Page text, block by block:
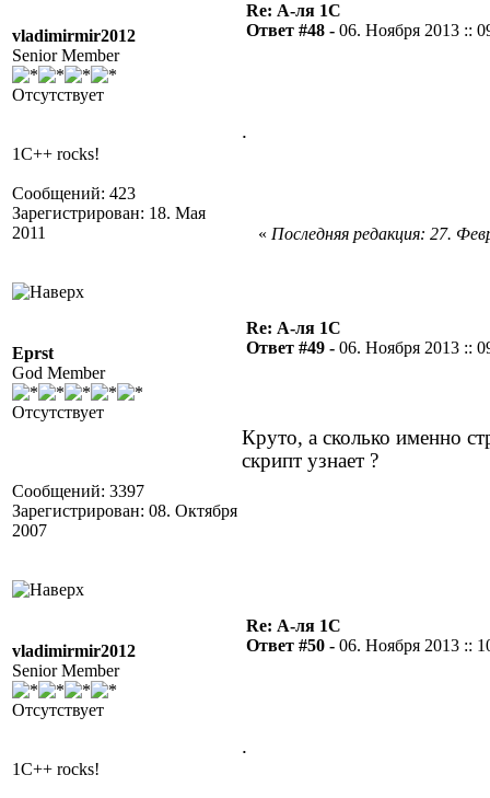
vladimirmir2012
Senior Member
Отсутствует
1C++ rocks!
Сообщений: 423
Зарегистрирован: 18. Мая
2011
Re: А-ля 1С
Ответ #48 - 06. Ноября 2013 ::
.
« Последняя редакция: 27.
Eprst
God Member
Отсутствует
Сообщений: 3397
Зарегистрирован: 08. Октября
2007
Re: А-ля 1С
Ответ #49 - 06. Ноября 2013 ::
Круто, а сколько именно
скрипт узнает ?
vladimirmir2012
Senior Member
Отсутствует
1C++ rocks!
Re: А-ля 1С
Ответ #50 - 06. Ноября 2013 ::
.